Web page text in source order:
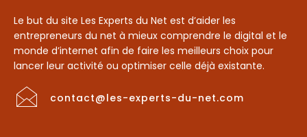
Le but du site Les Experts du Net est d’aider les
entrepreneurs du net à mieux comprendre le digital et le
monde d’internet afin de faire les meilleurs choix pour
lancer leur activité ou optimiser celle déjà existante.
contact@les-experts-du-net.com